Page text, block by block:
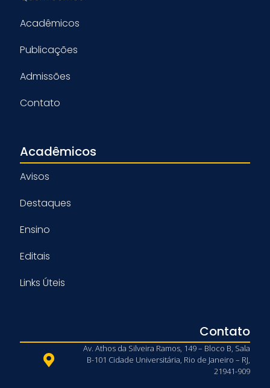
Acadêmicos
Publicações
Admissões
Contato
Acadêmicos
Avisos
Destaques
Ensino
Editais
Links Úteis
Contato
Av. Athos da Silveira Ramos, 149 – Bloco B, Sala
B-101 Cidade Universitária, Rio de Janeiro – RJ,
21941-909